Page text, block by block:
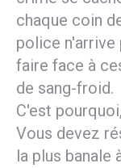
chaque coin
police n'arrive
faire face à
de sang-froid.
C'est
Vous devez
la plus banale